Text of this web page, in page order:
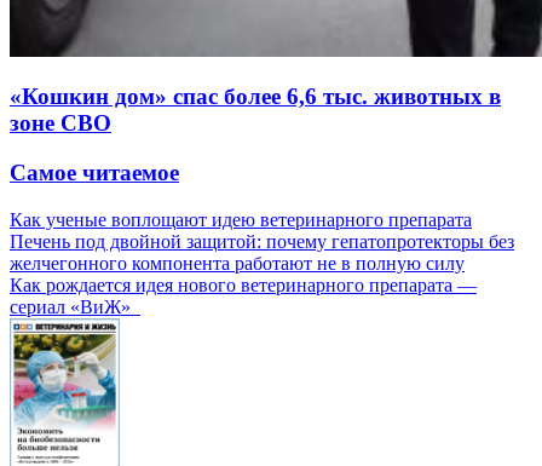
«Кошкин дом» спас более 6,6 тыс. животных в
зоне СВО
Самое читаемое
Как ученые воплощают идею ветеринарного препарата
Печень под двойной защитой: почему гепатопротекторы без
желчегонного компонента работают не в полную силу
Как рождается идея нового ветеринарного препарата —
сериал «ВиЖ»